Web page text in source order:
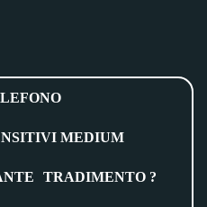
MEDIUM
TRADIMENTO ?